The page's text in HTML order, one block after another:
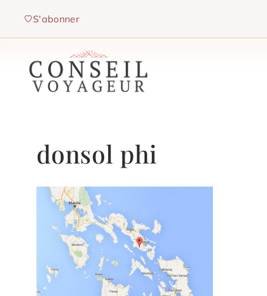
contenu
S'abonner
donsol phi